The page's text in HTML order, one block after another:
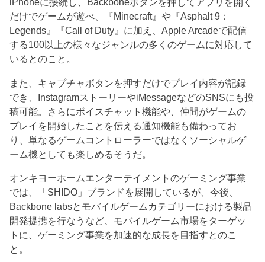
だけでゲームが遊べ、『Minecraft』や『Asphalt 9：
Legends』『Call of Duty』に加え、Apple Arcadeで配信
する100以上の様々なジャンルの多くのゲームに対応して
いるとのこと。
また、キャプチャボタンを押すだけでプレイ内容が記録
でき、InstagramストーリーやiMessageなどのSNSにも投
稿可能。さらにボイスチャット機能や、仲間がゲームの
プレイを開始したことを伝える通知機能も備わってお
り、単なるゲームコントローラーではなくソーシャルゲ
ーム機としても楽しめるそうだ。
オンキヨーホームエンターテイメントのゲーミング事業
では、「SHIDO」ブランドを展開しているが、今後、
Backbone labsとモバイルゲームカテゴリーにおける製品
開発提携を行なうなど、モバイルゲーム市場をターゲッ
トに、ゲーミング事業を加速的な成長を目指すとのこ
と。